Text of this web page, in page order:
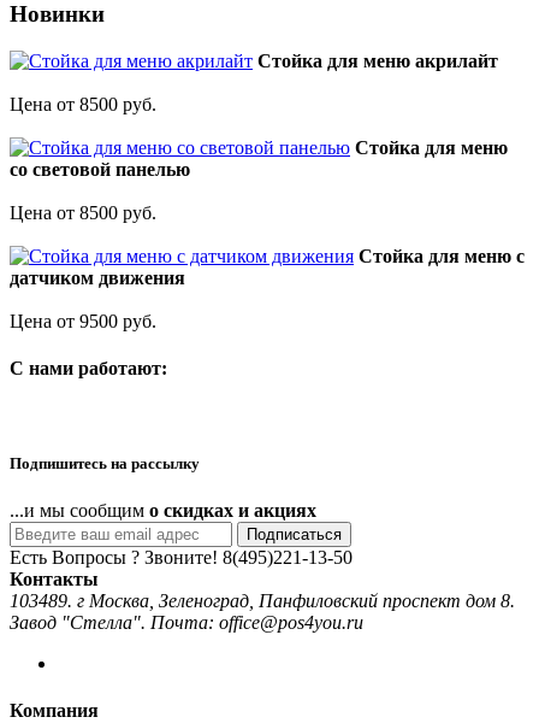
Новинки
Стойка для меню акрилайт
Цена от 8500 руб.
Стойка для меню
со световой панелью
Цена от 8500 руб.
Стойка для меню с
датчиком движения
Цена от 9500 руб.
C нами работают:
Подпишитесь на рассылку
...и мы сообщим о скидках и акциях
Подписаться
Есть Вопросы ? Звоните! 8(495)221-13-50
Контакты
103489. г Москва, Зеленоград, Панфиловский проспект дом 8.
Завод "Стелла". Почта: office@pos4you.ru
Компания